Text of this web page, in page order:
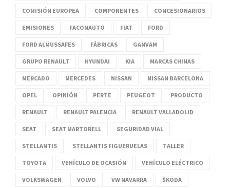
COMISIÓN EUROPEA COMPONENTES CONCESIONARIOS
EMISIONES FACONAUTO FIAT FORD
FORD ALMUSSAFES FÁBRICAS GANVAM
GRUPO RENAULT HYUNDAI KIA MARCAS CHINAS
MERCADO MERCEDES NISSAN NISSAN BARCELONA
OPEL OPINIÓN PERTE PEUGEOT PRODUCTO
RENAULT RENAULT PALENCIA RENAULT VALLADOLID
SEAT SEAT MARTORELL SEGURIDAD VIAL
STELLANTIS STELLANTIS FIGUERUELAS TALLER
TOYOTA VEHÍCULO DE OCASIÓN VEHÍCULO ELÉCTRICO
VOLKSWAGEN VOLVO VW NAVARRA ŠKODA